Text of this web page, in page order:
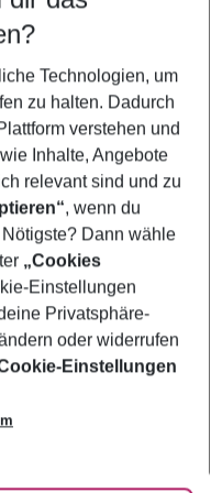
Technologien, um
zu halten. Dadurch
verstehen und
Inhalte, Angebote
relevant sind und zu
, wenn du
Dann wähle
„Cookies
Einstellungen
Privatsphäre-
oder widerrufen
Einstellungen